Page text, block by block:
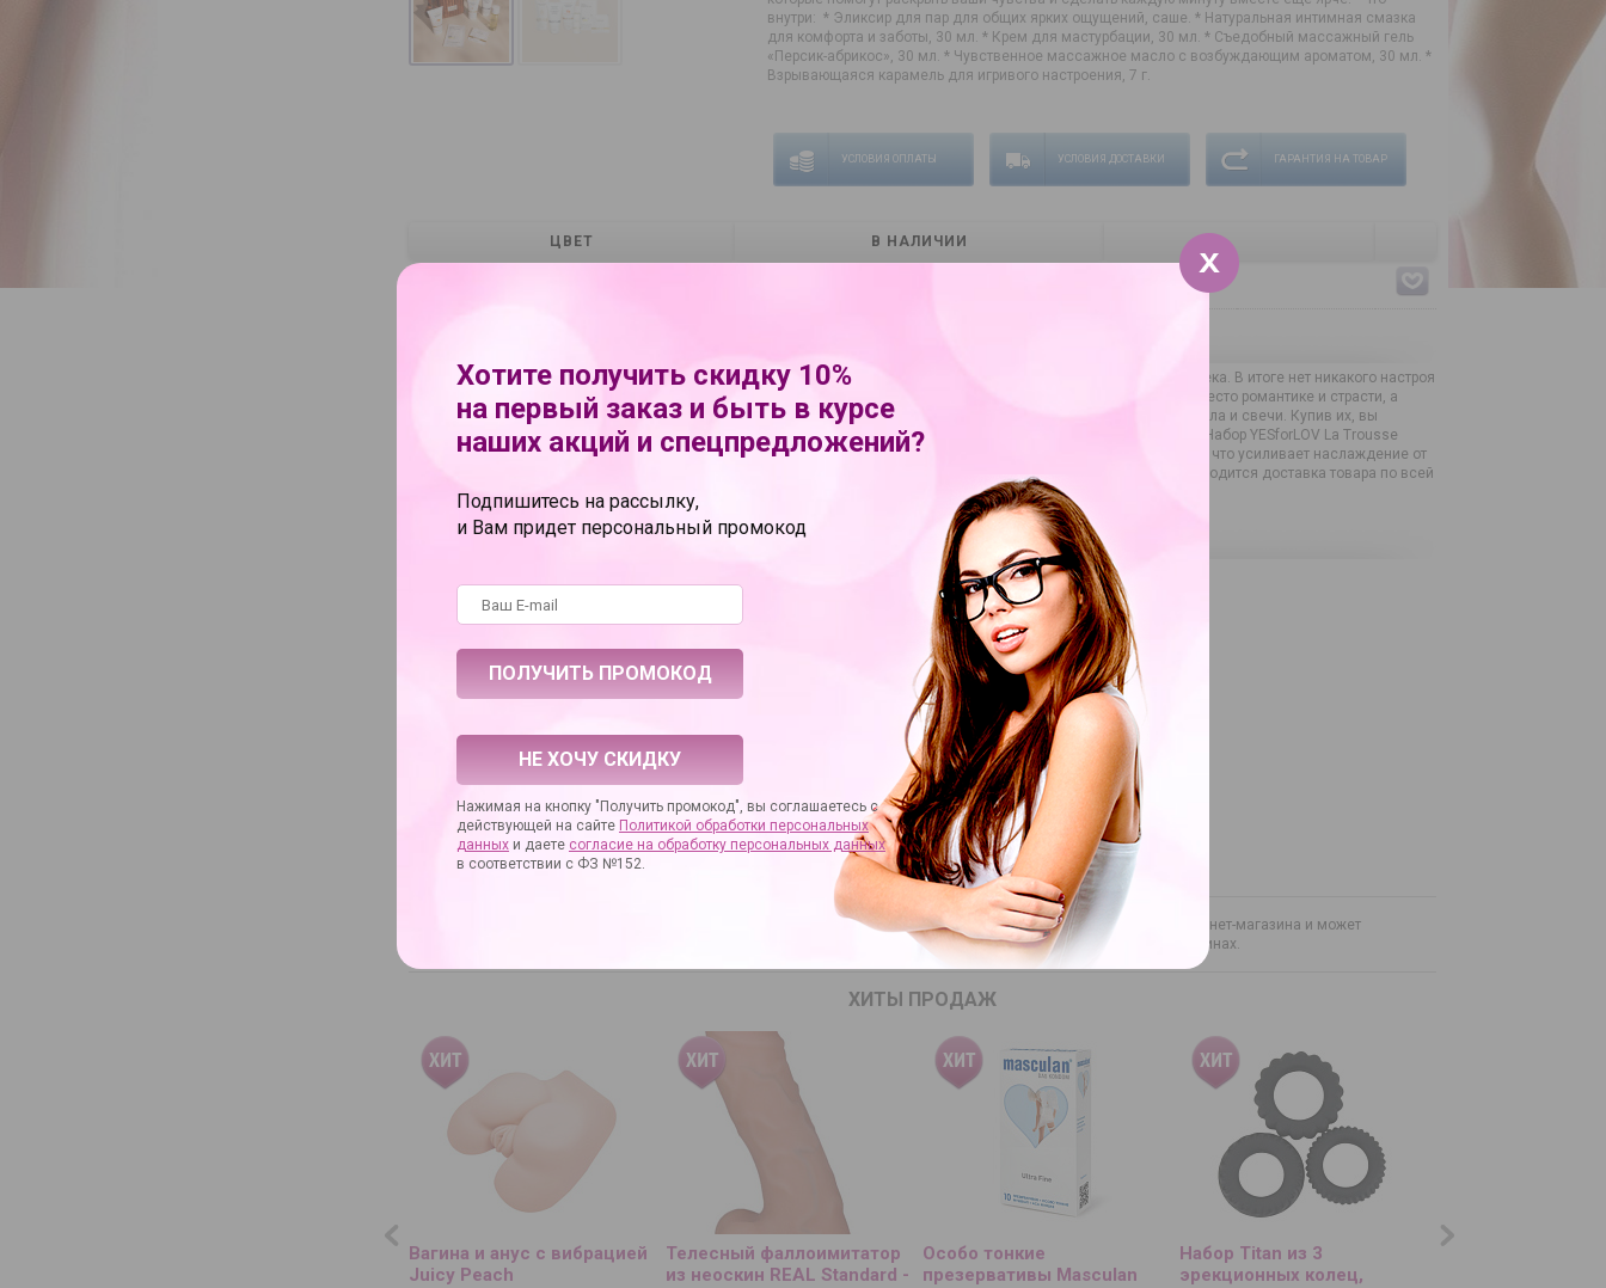
внутри: * Эликсир для пар для общих ярких ощущений, саше. * Натуральная интимная смазка
для комфорта и заботы, 30 мл. * Крем для мастурбации, 30 мл. * Съедобный массажный гель
«Персик-абрикос», 30 мл. * Чувственное массажное масло с возбуждающим ароматом, 30 мл. *
Взрывающаяся карамель для игривого настроения, 7 г.
УСЛОВИЯ ОПЛАТЫ УСЛОВИЯ ДОСТАВКИ ГАРАНТИЯ НА ТОВАР
ЦВЕТ В НАЛИЧИИ
Серые будни, заполненные постоянными делами и хлопотами, очень утомляют и подавляют сексуальность человека. В итоге нет никакого настроя
для реализации жарких сексуальных сценариев. Мы знаем, как исправить ситуацию, чтобы в жизни всегда было место романтике и страсти, а
близость была желанной. Эффективным оружием в борьбе за качество интимной жизни являются массажные масла и свечи. Купив их, вы
сможете полноценно расслабиться и забыть о тревогах, погрузиться в мир фантазий и чувственных переживаний. Набор YESforLOV La Trousse
Enchantée в коричневой косметичке и другие варианты из нашего каталога позволяют создать особое настроение, что усиливает наслаждение от
каждого прикосновения. Продукция имеет тонкие приятные ароматы и абсолютно безопасна для здоровья. Производится доставка товара по всей
России.
Характеристики
Артикул
Основное назначение
Дополнительное назначение
увлажнение половых органов
ЗАДАТЬ ВОПРОС ОТЗЫВЫ
Цена действительна только для интернет-магазина и может
отличаться от цен в розничных магазинах.
ХИТЫ ПРОДАЖ
Вагина и анус с вибрацией
Juicy Peach
Телесный фаллоимитатор
из неоскин REAL Standard -
Особо тонкие
презервативы Masculan
Набор Titan из 3
эрекционных колец,
Мятный вибратор
Хотите получить скидку 10%
на первый заказ и быть в курсе
наших акций и спецпредложений?
Подпишитесь на рассылку,
и Вам придет персональный промокод
НЕ ХОЧУ СКИДКУ
Нажимая на кнопку "Получить промокод", вы соглашаетесь с
действующей на сайте Политикой обработки персональных
данных и даете согласие на обработку персональных данных
в соответствии с ФЗ №152.